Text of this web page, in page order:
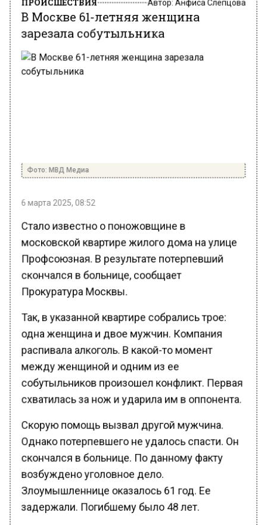
В Москве 61-летняя женщина
зарезала собутыльника
Фото: МВД Медиа
6 марта 2025, 08:52
Стало известно о поножовщине в
московской квартире жилого дома на улице
Профсоюзная. В результате потерпевший
скончался в больнице, сообщает
Прокуратура Москвы.
Так, в указанной квартире собрались трое:
одна женщина и двое мужчин. Компания
распивала алкоголь. В какой-то момент
между женщиной и одним из ее
собутыльников произошел конфликт. Первая
схватилась за нож и ударила им в оппонента.
Скорую помощь вызвал другой мужчина.
Однако потерпевшего не удалось спасти. Он
скончался в больнице. По данному факту
возбуждено уголовное дело.
Злоумышленнице оказалось 61 год. Ее
задержали. Погибшему было 48 лет.